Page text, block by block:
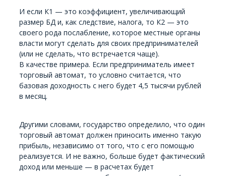
И если К1 — это коэффициент, увеличивающий
размер БД и, как следствие, налога, то К2 — это
своего рода послабление, которое местные органы
власти могут сделать для своих предпринимателей
(или не сделать, что встречается чаще).
В качестве примера. Если предприниматель имеет
торговый автомат, то условно считается, что
базовая доходность с него будет 4,5 тысячи рублей
в месяц.
Другими словами, государство определило, что один
торговый автомат должен приносить именно такую
прибыль, независимо от того, что с его помощью
реализуется. И не важно, больше будет фактический
доход или меньше — в расчетах будет